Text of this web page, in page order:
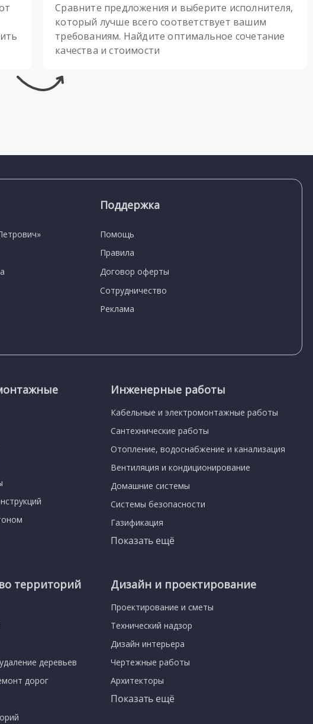
Сравните предложения и выберите исполнителя,
который лучше всего соответствует вашим
требованиям. Найдите оптимальное сочетание
качества и стоимости
Поддержка
Помощь
Правила
Договор оферты
Сотрудничество
Реклама
Инженерные работы
Кабельные и электромонтажные работы
Сантехнические работы
Отопление, водоснабжение и канализация
Вентиляция и кондиционирование
Домашние системы
Системы безопасности
Газификация
Показать ещё
территорий
деревьев
дорог
Дизайн и проектирование
Проектирование и сметы
Технический надзор
Дизайн интерьера
Чертежные работы
Архитекторы
Показать ещё